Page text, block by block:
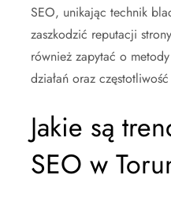
SEO, unikając technik
zaszkodzić reputacji
również zapytać o
działań oraz
Jakie są
SEO w